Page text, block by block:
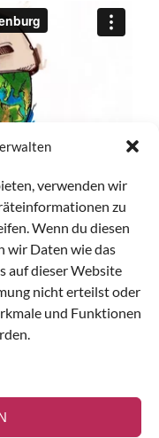
verwenden wir
zu
Wenn du diesen
wir Daten wie das
auf dieser Website
nicht erteilst oder
und Funktionen